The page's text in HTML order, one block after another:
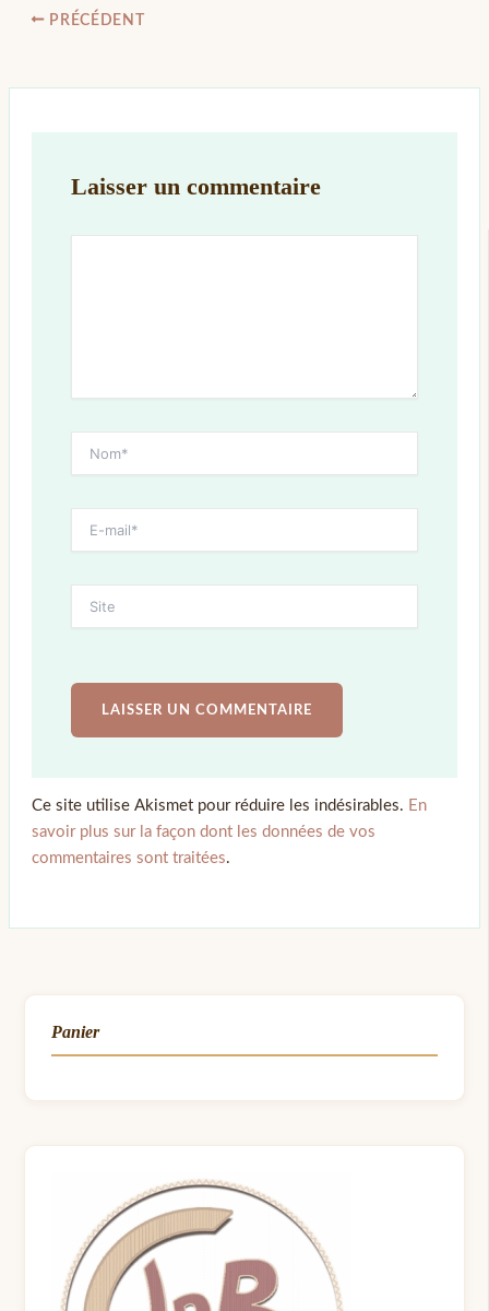
PRÉCÉDENT
Laisser un commentaire
Ce site utilise Akismet pour réduire les indésirables. En
savoir plus sur la façon dont les données de vos
commentaires sont traitées.
Panier